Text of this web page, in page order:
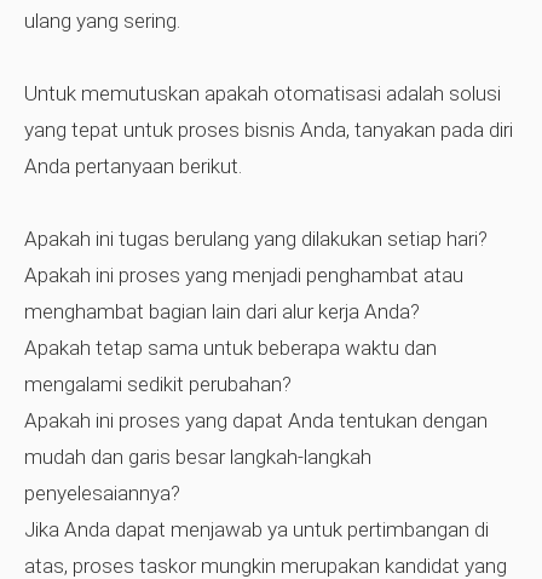
ulang yang sering.
Untuk memutuskan apakah otomatisasi adalah solusi
yang tepat untuk proses bisnis Anda, tanyakan pada diri
Anda pertanyaan berikut.
Apakah ini tugas berulang yang dilakukan setiap hari?
Apakah ini proses yang menjadi penghambat atau
menghambat bagian lain dari alur kerja Anda?
Apakah tetap sama untuk beberapa waktu dan
mengalami sedikit perubahan?
Apakah ini proses yang dapat Anda tentukan dengan
mudah dan garis besar langkah-langkah
penyelesaiannya?
Jika Anda dapat menjawab ya untuk pertimbangan di
atas, proses taskor mungkin merupakan kandidat yang